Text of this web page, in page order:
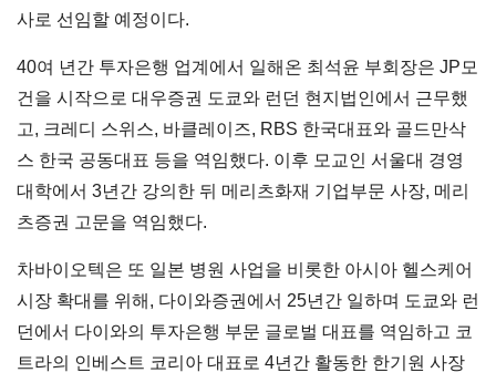
사로 선임할 예정이다.
40여 년간 투자은행 업계에서 일해온 최석윤 부회장은 JP모
건을 시작으로 대우증권 도쿄와 런던 현지법인에서 근무했
고, 크레디 스위스, 바클레이즈, RBS 한국대표와 골드만삭
스 한국 공동대표 등을 역임했다. 이후 모교인 서울대 경영
대학에서 3년간 강의한 뒤 메리츠화재 기업부문 사장, 메리
츠증권 고문을 역임했다.
차바이오텍은 또 일본 병원 사업을 비롯한 아시아 헬스케어
시장 확대를 위해, 다이와증권에서 25년간 일하며 도쿄와 런
던에서 다이와의 투자은행 부문 글로벌 대표를 역임하고 코
트라의 인베스트 코리아 대표로 4년간 활동한 한기원 사장